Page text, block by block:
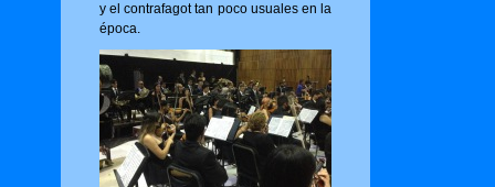
y el contrafagot tan poco usuales en la
época.